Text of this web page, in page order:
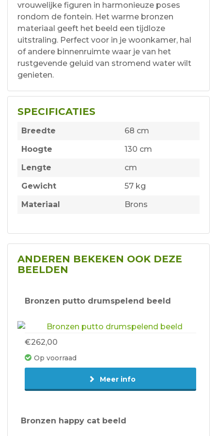
vrouwelijke figuren in harmonieuze poses
rondom de fontein. Het warme bronzen
materiaal geeft het beeld een tijdloze
uitstraling. Perfect voor in je woonkamer, hal
of andere binnenruimte waar je van het
rustgevende geluid van stromend water wilt
genieten.
SPECIFICATIES
Breedte
68 cm
Hoogte
130 cm
Lengte
cm
Gewicht
57 kg
Materiaal
Brons
ANDEREN BEKEKEN OOK DEZE
BEELDEN
Bronzen putto drumspelend beeld
€262,00
Op voorraad
Meer info
Bronzen happy cat beeld